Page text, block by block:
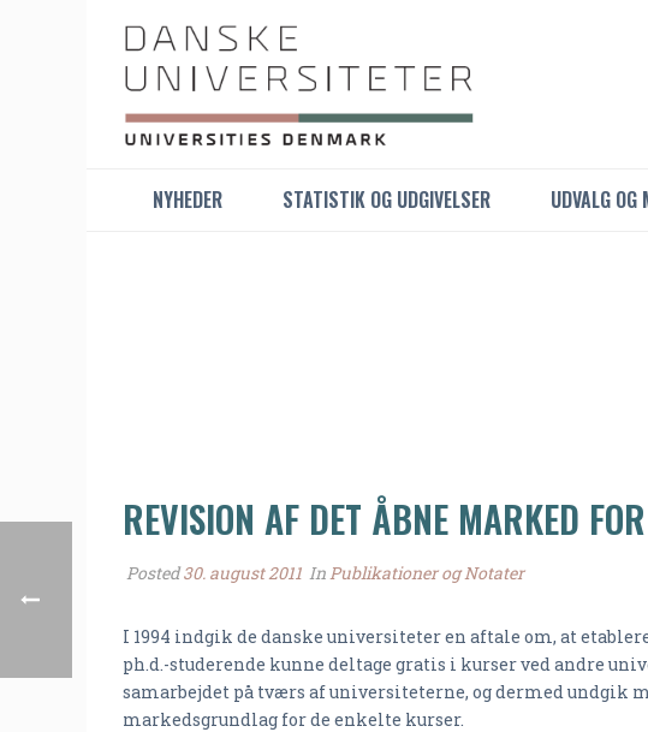
NYHEDER STATISTIK OG UDGIVELSER UDVALG OG
REVISION AF DET ÅBNE MARKED
Posted30. august 2011 InPublikationer og Notater
I 1994 indgik de danske universiteter en aftale om, at
ph.d.-studerende kunne deltage gratis i kurser ved andre
samarbejdet på tværs af universiteterne, og dermed undgik
markedsgrundlag for de enkelte kurser.